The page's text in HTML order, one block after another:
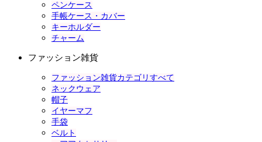
ペンケース
手帳ケース・カバー
キーホルダー
チャーム
ファッション雑貨
ファッション雑貨カテゴリすべて
ネックウェア
帽子
イヤーマフ
手袋
ベルト